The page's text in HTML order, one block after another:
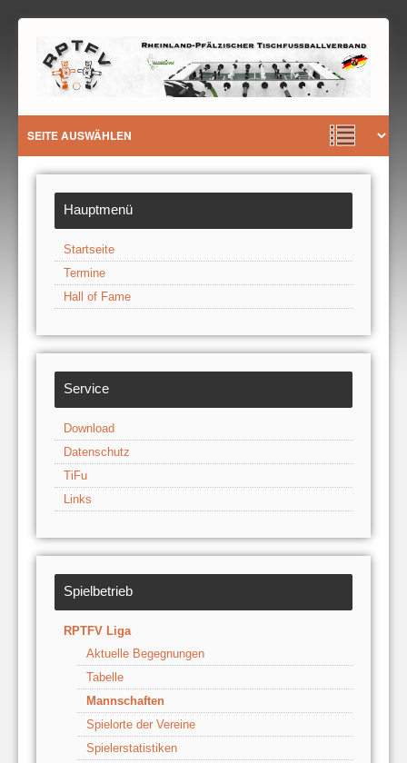
Hauptmenü
Startseite
Termine
Hall of Fame
Service
Download
Datenschutz
TiFu
Links
Spielbetrieb
RPTFV Liga
Aktuelle Begegnungen
Tabelle
Mannschaften
Spielorte der Vereine
Spielerstatistiken